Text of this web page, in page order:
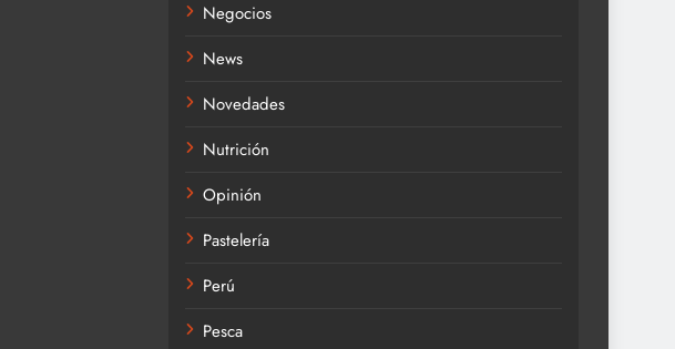
Negocios
News
Novedades
Nutrición
Opinión
Pastelería
Perú
Pesca